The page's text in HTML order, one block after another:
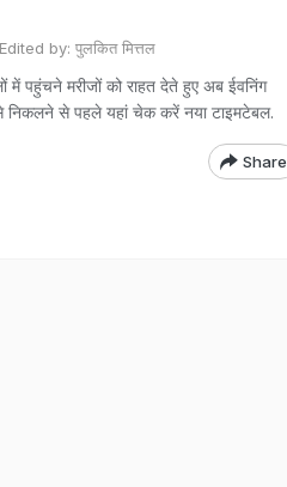
by: पुलकित मित्तल
में पहुंचने मरीजों को राहत देते हुए अब ईवनिंग
निकलने से पहले यहां चेक करें नया टाइमटेबल.
Share